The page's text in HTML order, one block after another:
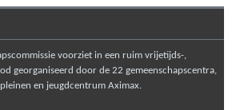
voorziet in een ruim vrijetijds-,
georganiseerd door de 22 gemeenschapscentra,
en jeugdcentrum Aximax.